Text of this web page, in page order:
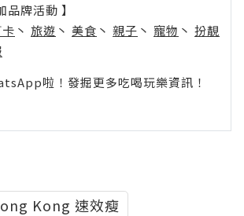
品牌活動 】
丶 旅遊 丶 美食 丶 親子 丶 寵物 丶 扮靚
啦！發掘更多吃喝玩樂資訊！
Kong 速效瘦